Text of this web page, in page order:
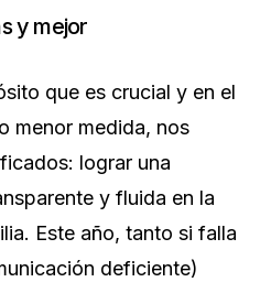
y mejor
que es crucial y en el
menor medida, nos
lograr una
y fluida en la
Este año, tanto si falla
deficiente)